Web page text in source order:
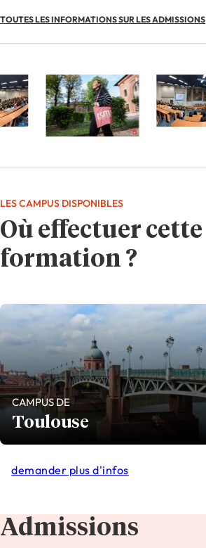
TOUTES LES INFORMATIONS SUR LES ADMISSIONS
Où effectuer cette
formation ?
LES CAMPUS DISPONIBLES
CAMPUS DE
Toulouse
demander plus d'infos
Admissions